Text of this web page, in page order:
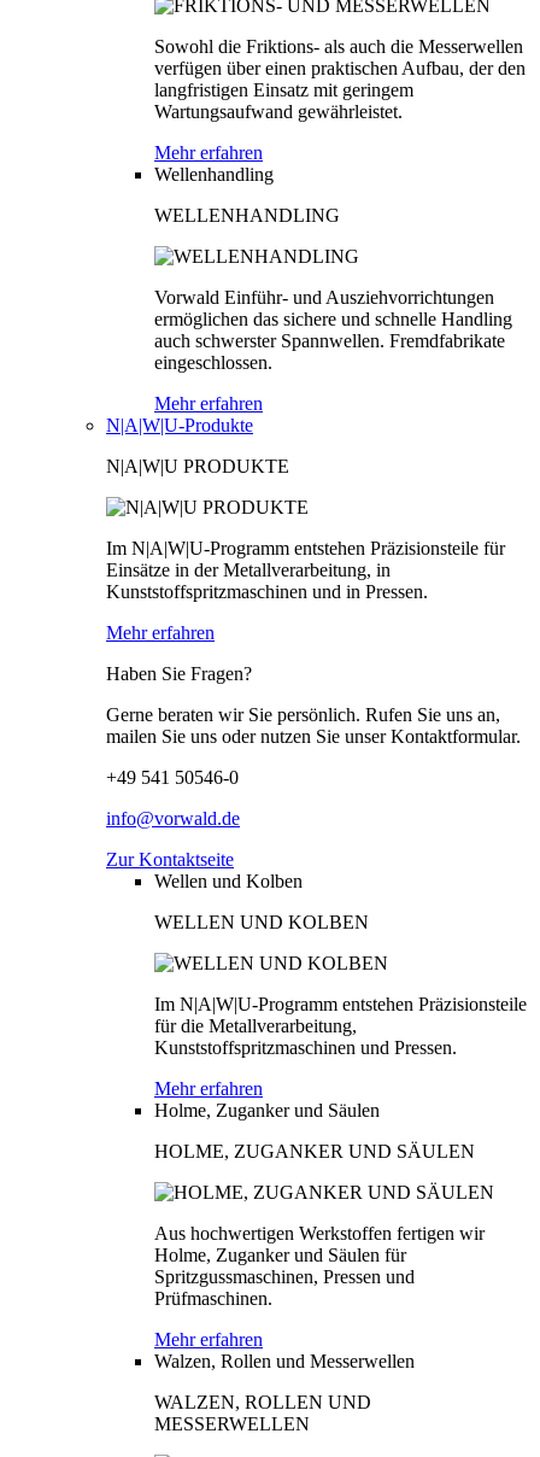
Sowohl die Friktions- als auch die Messerwellen
verfügen über einen praktischen Aufbau, der den
langfristigen Einsatz mit geringem
Wartungsaufwand gewährleistet.
Mehr erfahren
Wellenhandling
WELLENHANDLING
Vorwald Einführ- und Ausziehvorrichtungen
ermöglichen das sichere und schnelle Handling
auch schwerster Spannwellen. Fremdfabrikate
eingeschlossen.
Mehr erfahren
N|A|W|U-Produkte
N|A|W|U PRODUKTE
Im N|A|W|U-Programm entstehen Präzisionsteile für
Einsätze in der Metallverarbeitung, in
Kunststoffspritzmaschinen und in Pressen.
Mehr erfahren
Haben Sie Fragen?
Gerne beraten wir Sie persönlich. Rufen Sie uns an,
mailen Sie uns oder nutzen Sie unser Kontaktformular.
+49 541 50546-0
info@vorwald.de
Zur Kontaktseite
Wellen und Kolben
WELLEN UND KOLBEN
Im N|A|W|U-Programm entstehen Präzisionsteile
für die Metallverarbeitung,
Kunststoffspritzmaschinen und Pressen.
Mehr erfahren
Holme, Zuganker und Säulen
HOLME, ZUGANKER UND SÄULEN
Aus hochwertigen Werkstoffen fertigen wir
Holme, Zuganker und Säulen für
Spritzgussmaschinen, Pressen und
Prüfmaschinen.
Mehr erfahren
Walzen, Rollen und Messerwellen
WALZEN, ROLLEN UND
MESSERWELLEN